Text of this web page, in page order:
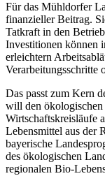
Für das Mühldorfer
finanzieller Beitrag.
Tatkraft in den
Investitionen können
erleichtern
Verarbeitungsschritte
Das passt zum Kern
will den ökologischen
Wirtschaftskreisläufe
Lebensmittel aus der
bayerische
des ökologischen
regionalen Bio-